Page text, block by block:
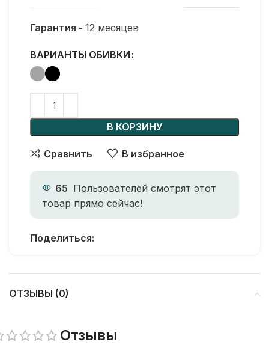
Гарантия - 12 месяцев
ВАРИАНТЫ ОБИВКИ
В КОРЗИНУ
Сравнить В избранное
65 Пользователей смотрят этот
товар прямо сейчас!
Поделиться:
ОТЗЫВЫ (0)
Отзывы